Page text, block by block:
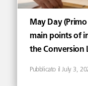
May Day
main points of
the Conversion
July 3,